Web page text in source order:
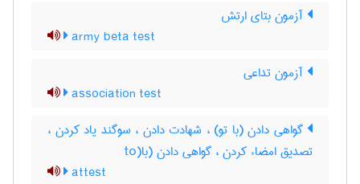
آزمون بتای ارتش
army beta test
آزمون تداعی
association test
گواهی دادن (با تو) ، شهادت دادن ، سوگند یاد کردن ،
تصدیق امضاء کردن ، گواهی دادن (با(to
attest